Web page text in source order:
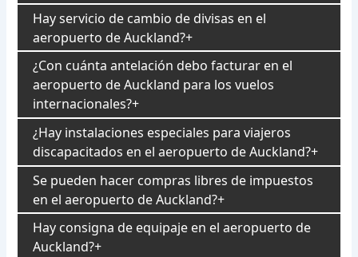
Hay servicio de cambio de divisas en el
aeropuerto de Auckland?
¿Con cuánta antelación debo facturar en el
aeropuerto de Auckland para los vuelos
internacionales?
¿Hay instalaciones especiales para viajeros
discapacitados en el aeropuerto de Auckland?
Se pueden hacer compras libres de impuestos
en el aeropuerto de Auckland?
Hay consigna de equipaje en el aeropuerto de
Auckland?